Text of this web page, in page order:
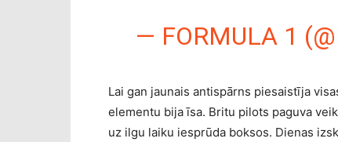
— FORMULA 1
Lai gan jaunais antispārns piesaistīja
elementu bija īsa. Britu pilots paguva
uz ilgu laiku iesprūda boksos. Dienas